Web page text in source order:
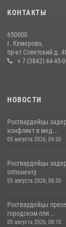
20 июля 2026, 08:52
гипермаркета
16 июля 2026, 06:43
КОНТАКТЫ
650000
г. Кемерово,
пр-кт Советский д.
+ 7 (3842) 44-45-
НОВОСТИ
Росгвардейцы
конфликт в мед...
05 августа 2026, 09:30
Росгвардейцы
оппоненту
05 августа 2026, 08:50
Росгвардейцы
городском пля...
05 августа 2026, 08:10